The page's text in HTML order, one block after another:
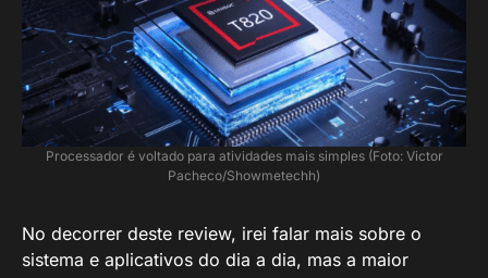
Processador é voltado para atividades mais simples (Foto: Victor
Pacheco/Showmetechh)
No decorrer deste review, irei falar mais sobre o
sistema e aplicativos do dia a dia, mas a maior